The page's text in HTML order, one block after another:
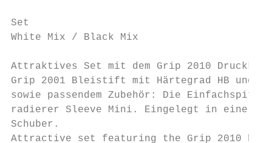
Set
White Mix / Black Mix
Attraktives Set mit dem Grip 2010
Grip 2001 Bleistift mit Härtegrad HB und
sowie passendem Zubehör: Die
radierer Sleeve Mini. Eingelegt in einer
Schuber.
Attractive set featuring the Grip 2010